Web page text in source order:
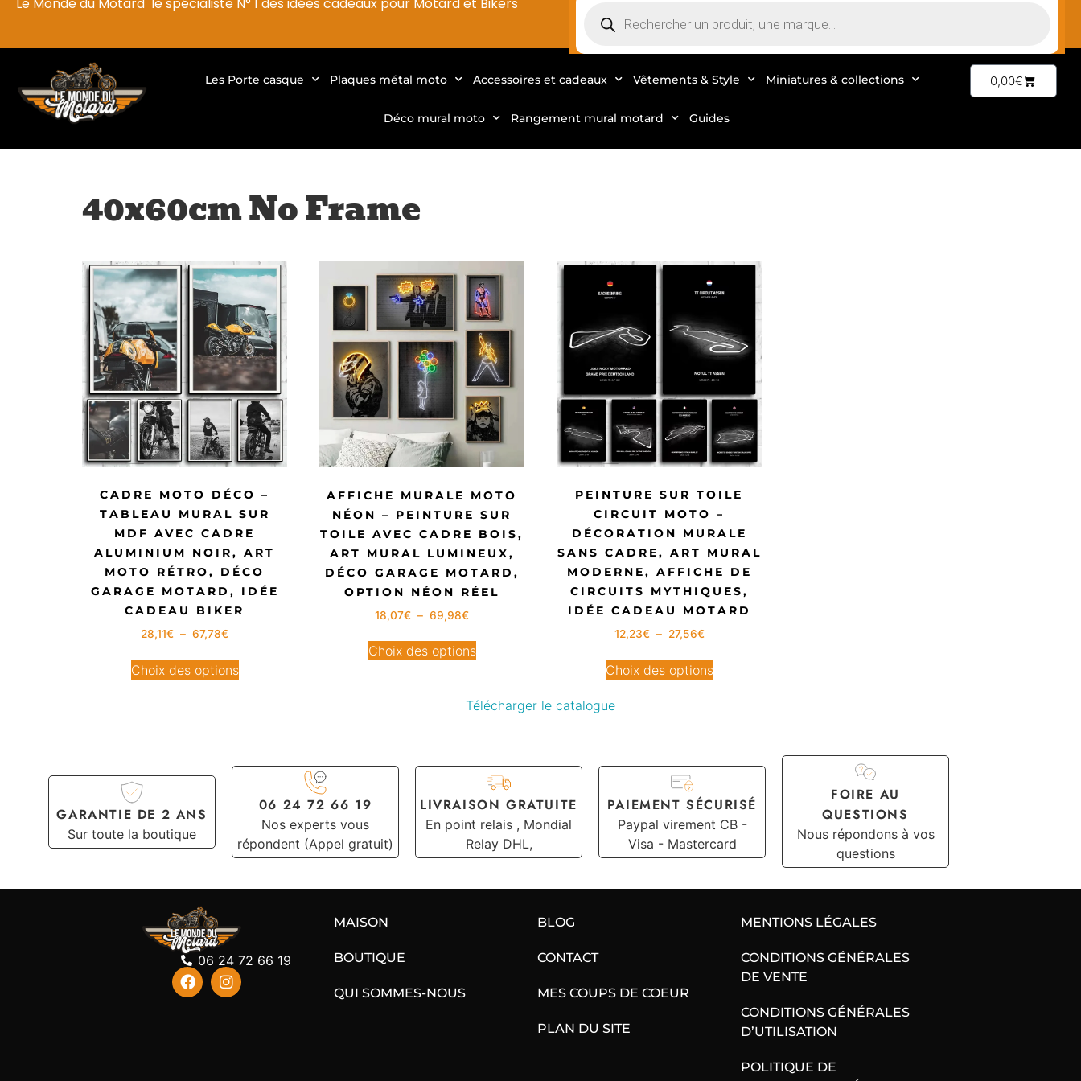
Les Porte casque Plaques métal moto Accessoires et cadeaux Vêtements & Style Miniatures & collections
Déco mural moto Rangement mural motard Guides
0,00€
40x60cm No Frame
CADRE MOTO DÉCO –
TABLEAU MURAL SUR
MDF AVEC CADRE
ALUMINIUM NOIR, ART
MOTO RÉTRO, DÉCO
GARAGE MOTARD, IDÉE
CADEAU BIKER
28,11€ – 67,78€
Choix des options
AFFICHE MURALE MOTO
NÉON – PEINTURE SUR
TOILE AVEC CADRE BOIS,
ART MURAL LUMINEUX,
DÉCO GARAGE MOTARD,
OPTION NÉON RÉEL
18,07€ – 69,98€
Choix des options
PEINTURE SUR TOILE
CIRCUIT MOTO –
DÉCORATION MURALE
SANS CADRE, ART MURAL
MODERNE, AFFICHE DE
CIRCUITS MYTHIQUES,
IDÉE CADEAU MOTARD
12,23€ – 27,56€
Choix des options
Télécharger le catalogue
GARANTIE DE 2 ANS
Sur toute la boutique
06 24 72 66 19
Nos experts vous
répondent (Appel gratuit)
LIVRAISON GRATUITE
En point relais , Mondial
Relay DHL,
PAIEMENT SÉCURISÉ
Paypal virement CB -
Visa - Mastercard
FOIRE AU
QUESTIONS
Nous répondons à vos
questions
06 24 72 66 19
MAISON
BOUTIQUE
QUI SOMMES-NOUS
BLOG
CONTACT
MES COUPS DE COEUR
PLAN DU SITE
MENTIONS LÉGALES
CONDITIONS GÉNÉRALES
DE VENTE
CONDITIONS GÉNÉRALES
D’UTILISATION
POLITIQUE DE